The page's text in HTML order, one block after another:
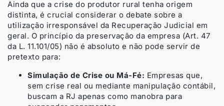
Ainda que a crise do produtor rural tenha origem
distinta, é crucial considerar o debate sobre a
utilização irresponsável da Recuperação Judicial em
geral. O princípio da preservação da empresa (Art. 47
da L. 11.101/05) não é absoluto e não pode servir de
pretexto para:
Simulação de Crise ou Má-Fé: Empresas que,
sem crise real ou mediante manipulação contábil,
buscam a RJ apenas como manobra para